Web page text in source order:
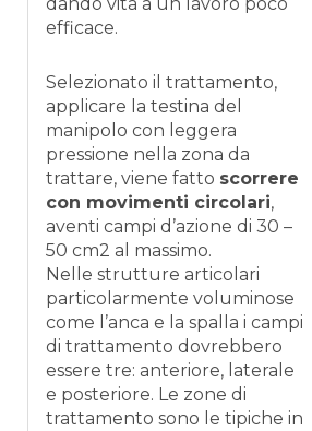
efficace.
Selezionato il trattamento,
applicare la testina del
manipolo con leggera
pressione nella zona da
trattare, viene fatto scorrere
con movimenti circolari,
aventi campi d’azione di 30 –
50 cm2 al massimo.
Nelle strutture articolari
particolarmente voluminose
come l’anca e la spalla i campi
di trattamento dovrebbero
essere tre: anteriore, laterale
e posteriore. Le zone di
trattamento sono le tipiche in